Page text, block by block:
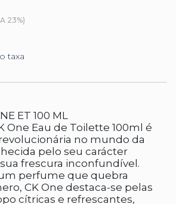
23%)
taxa
ET 100 ML
One Eau de Toilette 100ml é
no mundo da
pelo seu carácter
frescura inconfundível.
perfume que quebra
CK One destaca-se pelas
cítricas e refrescantes,